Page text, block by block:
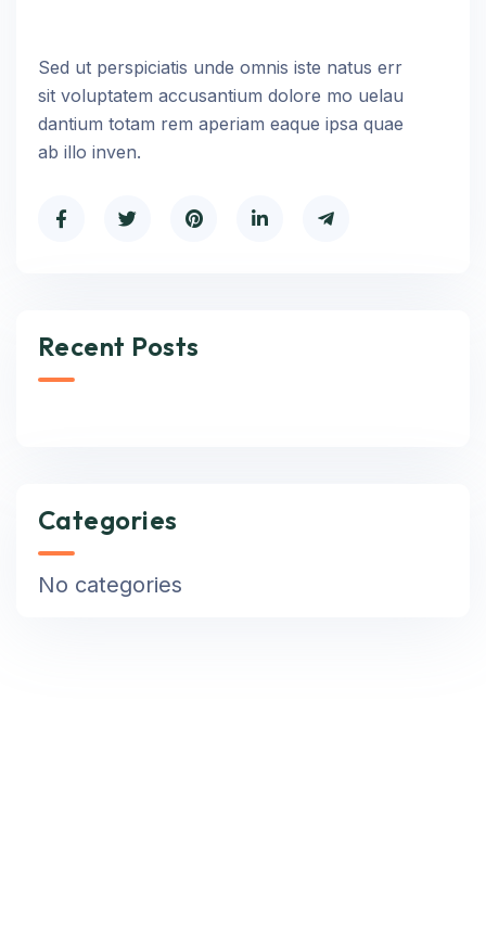
Sed ut perspiciatis unde omnis iste natus err
sit voluptatem accusantium dolore mo uelau
dantium totam rem aperiam eaque ipsa quae
ab illo inven.
Recent Posts
Categories
No categories